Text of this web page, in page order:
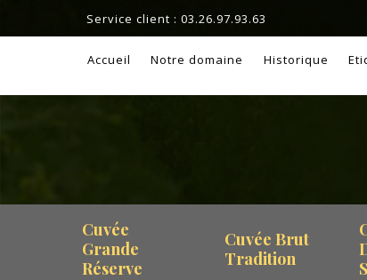
Accueil Notre domaine Historique
Service client : 03.26.97.93.63
Cuvée
Grande
Réserve
Cuvée Brut
Tradition